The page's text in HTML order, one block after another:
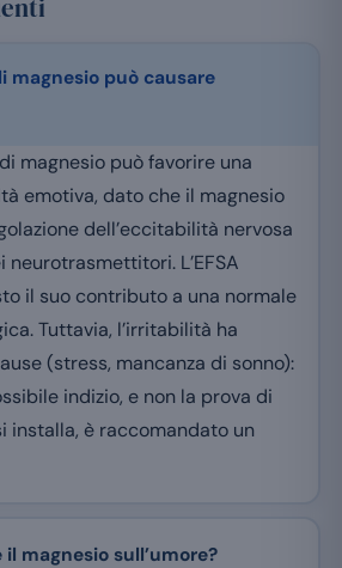
magnesio può causare
magnesio può favorire una
emotiva, dato che il magnesio
dell’eccitabilità nervosa
neurotrasmettitori. L’EFSA
il suo contributo a una normale
Tuttavia, l’irritabilità ha
(stress, mancanza di sonno):
indizio, e non la prova di
installa, è raccomandato un
il magnesio sull’umore?